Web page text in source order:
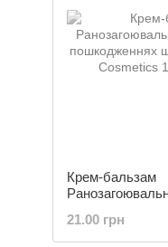
Крем-бальзам
Healer Cosmetics
21.00 грн